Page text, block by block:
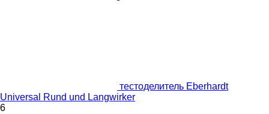
тестоделитель Eberhardt
Universal Rund und Langwirker
6